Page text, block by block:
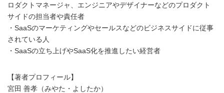
ロダクトマネージャ、エンジニアやデザイナーなどのプロダクト
サイドの担当者や責任者
・SaaSのマーケティングやセールスなどのビジネスサイドに従事
されている人
・SaaSの立ち上げやSaaS化を推進したい経営者
【著者プロフィール】
宮田 善孝（みやた・よしたか）